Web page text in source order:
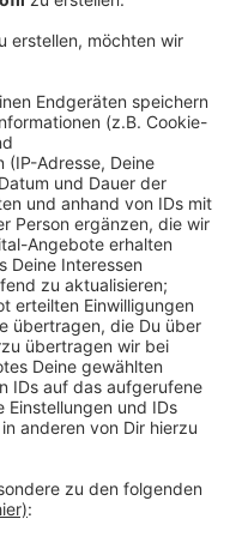
der
Schüler aus den
zwei Wochen lang
Schwimmen
haben einige Kinder
StädteRegion
und den jeweiligen
gerufen. Alle
Roetgen
aktuell nicht so